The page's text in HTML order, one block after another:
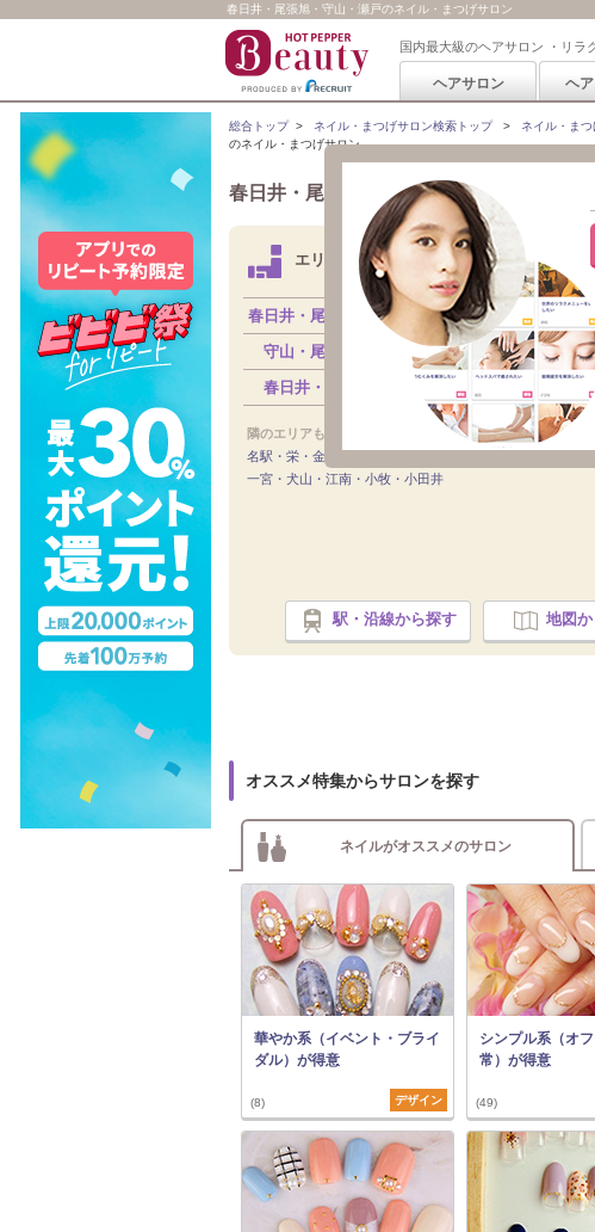
春日井・尾張旭・守山・瀬戸のネイル・まつげサロン
国内最大級のヘアサロン ・リラ
ヘアサロン ヘ
総合トップ> ネイル・まつげサロン検索トップ> ネイル・ま
のネイル・まつげサロン
春日井・尾張旭・守山・瀬戸 のネイル・ま
エリアから探す
春日井・尾張旭・守山・瀬戸すべて
守山・尾張旭・瀬戸
（70）
春日井・高蔵寺
隣のエリアも見る：
名駅・栄・金山・本山
一宮・犬山・江南・小牧・小田井
駅・沿線から探す 地図
オススメ特集からサロンを探す
ネイルがオススメのサロン
華やか系（イベント・ブライ
ダル）が得意
(8) デザイン
シンプル系（オ
常）が得意
(49)